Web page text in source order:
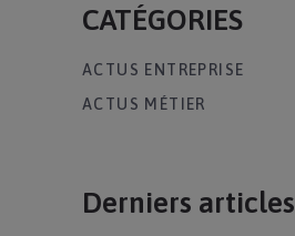
CATÉGORIES
ACTUS ENTREPRISE
ACTUS MÉTIER
Derniers articles